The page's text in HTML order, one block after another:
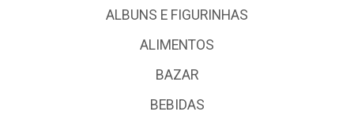
ALBUNS E FIGURINHAS
ALIMENTOS
BAZAR
BEBIDAS